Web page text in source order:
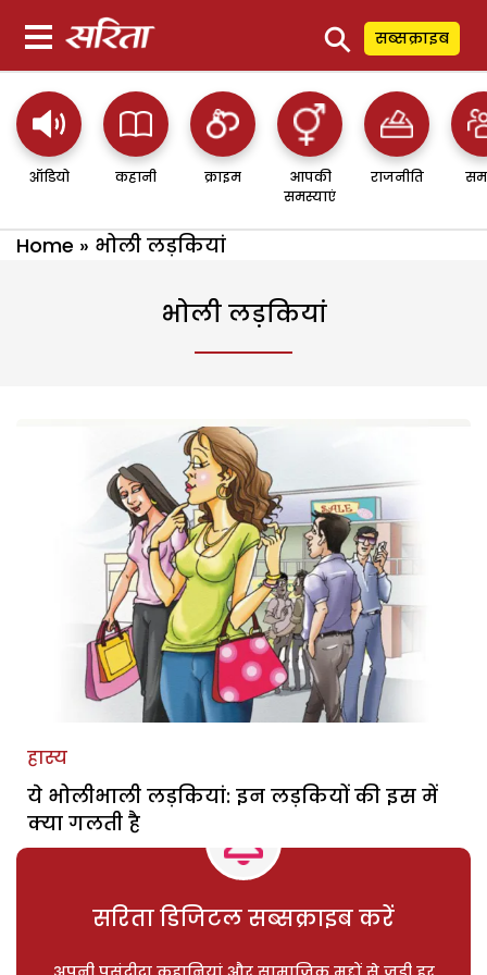
⚲ सब्सक्राइब
ऑडियो कहानी क्राइम
आपकी
समस्याएं
राजनीति
Home » भोली लड़कियां
भोली लड़कियां
हास्य
ये भोलीभाली लड़कियां: इन लड़कियों की इस में
क्या गलती है
सरिता डिजिटल सब्सक्राइब करें